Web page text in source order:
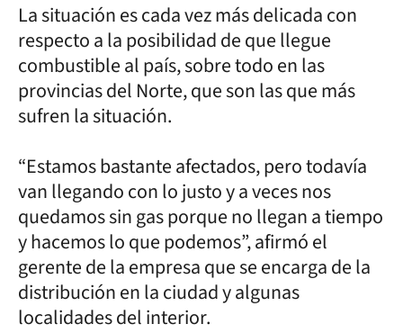
La situación es cada vez más delicada con
respecto a la posibilidad de que llegue
combustible al país, sobre todo en las
provincias del Norte, que son las que más
sufren la situación.
“Estamos bastante afectados, pero todavía
van llegando con lo justo y a veces nos
quedamos sin gas porque no llegan a tiempo
y hacemos lo que podemos”, afirmó el
gerente de la empresa que se encarga de la
distribución en la ciudad y algunas
localidades del interior.